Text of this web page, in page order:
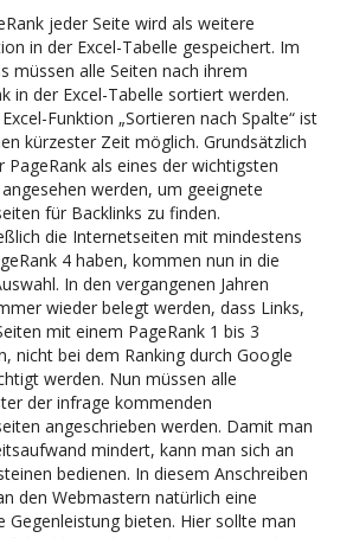
jeder Seite wird als weitere
in der Excel-Tabelle gespeichert. Im
müssen alle Seiten nach ihrem
in der Excel-Tabelle sortiert werden.
Funktion „Sortieren nach Spalte“ ist
kürzester Zeit möglich. Grundsätzlich
PageRank als eines der wichtigsten
werden, um geeignete
für Backlinks zu finden.
die Internetseiten mit mindestens
4 haben, kommen nun in die
In den vergangenen Jahren
wieder belegt werden, dass Links,
mit einem PageRank 1 bis 3
nicht bei dem Ranking durch Google
werden. Nun müssen alle
der infrage kommenden
angeschrieben werden. Damit man
mindert, kann man sich an
bedienen. In diesem Anschreiben
den Webmastern natürlich eine
Gegenleistung bieten. Hier sollte man